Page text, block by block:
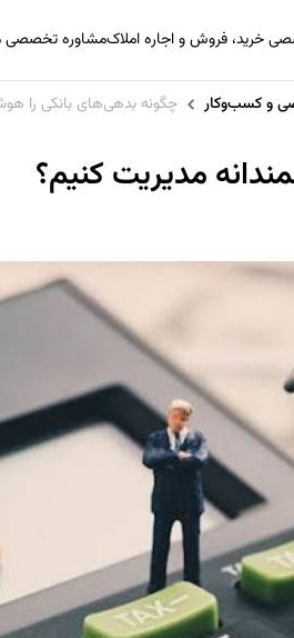
خرید، فروش و اجاره املاکمشاوره تخصصی
و کسب‌وکار چگونه بدهی‌های بانکی را
مدیریت کنیم؟